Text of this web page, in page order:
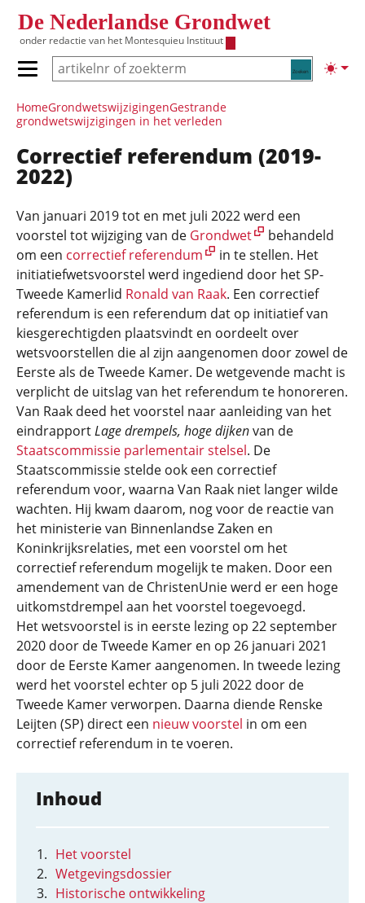
De Nederlandse Grondwet
onder redactie van het Montesquieu Instituut
Zoeken
Primair menu tonen/verbergen
Hoofdnavigatie
HomeGrondwets­wijzigingenGestrande
grondwetswijzigingen in het verleden
Correctief referendum (2019-
2022)
Van januari 2019 tot en met juli 2022 werd een
voorstel tot wijziging van de Grondwet
behandeld
om een correctief referendum
in te stellen. Het
initiatiefwetsvoorstel werd ingediend door het SP-
Tweede Kamerlid Ronald van Raak. Een correctief
referendum is een referendum dat op initiatief van
kiesgerechtigden plaatsvindt en oordeelt over
wetsvoorstellen die al zijn aangenomen door zowel de
Eerste als de Tweede Kamer. De wetgevende macht is
verplicht de uitslag van het referendum te honoreren.
Van Raak deed het voorstel naar aanleiding van het
eindrapportLage drempels, hoge dijkenvan de
Staatscommissie parlementair stelsel. De
Staatscommissie stelde ook een correctief
referendum voor, waarna Van Raak niet langer wilde
wachten. Hij kwam daarom, nog voor de reactie van
het ministerie van Binnenlandse Zaken en
Koninkrijksrelaties, met een voorstel om het
correctief referendum mogelijk te maken. Door een
amendement van de ChristenUnie werd er een hoge
uitkomstdrempel aan het voorstel toegevoegd.
Het wetsvoorstel is in eerste lezing op 22 september
2020 door de Tweede Kamer en op 26 januari 2021
door de Eerste Kamer aangenomen. In tweede lezing
werd het voorstel echter op 5 juli 2022 door de
Tweede Kamer verworpen. Daarna diende Renske
Leijten (SP) direct een nieuw voorstel in om een
correctief referendum in te voeren.
Inhoud
Het voorstel
Wetgevingsdossier
Historische ontwikkeling